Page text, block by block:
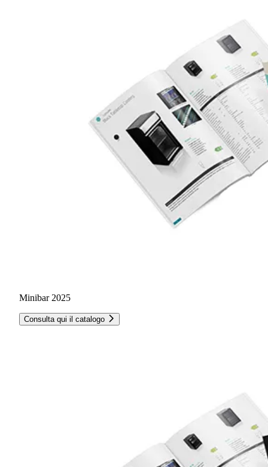
Minibar 2025
Consulta qui il catalogo